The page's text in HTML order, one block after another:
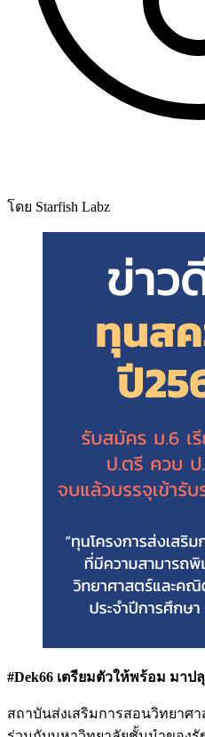
โดย Starfish Labz
#Dek66 เตรียมตัวให้พร้อม มา
สถาบันส่งเสริมการสอนวิทยาศ